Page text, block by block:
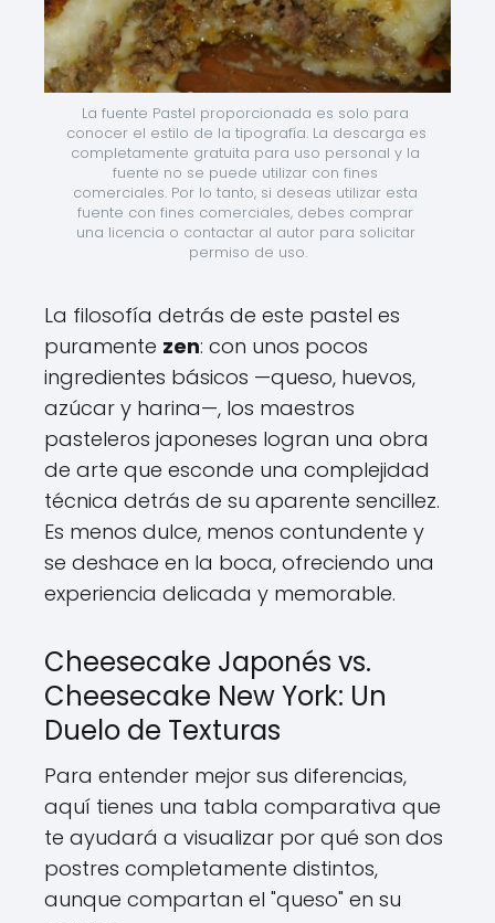
La fuente Pastel proporcionada es solo para
conocer el estilo de la tipografía. La descarga es
completamente gratuita para uso personal y la
fuente no se puede utilizar con fines
comerciales. Por lo tanto, si deseas utilizar esta
fuente con fines comerciales, debes comprar
una licencia o contactar al autor para solicitar
permiso de uso.
La filosofía detrás de este pastel es
puramente zen: con unos pocos
ingredientes básicos —queso, huevos,
azúcar y harina—, los maestros
pasteleros japoneses logran una obra
de arte que esconde una complejidad
técnica detrás de su aparente sencillez.
Es menos dulce, menos contundente y
se deshace en la boca, ofreciendo una
experiencia delicada y memorable.
Cheesecake Japonés vs.
Cheesecake New York: Un
Duelo de Texturas
Para entender mejor sus diferencias,
aquí tienes una tabla comparativa que
te ayudará a visualizar por qué son dos
postres completamente distintos,
aunque compartan el "queso" en su